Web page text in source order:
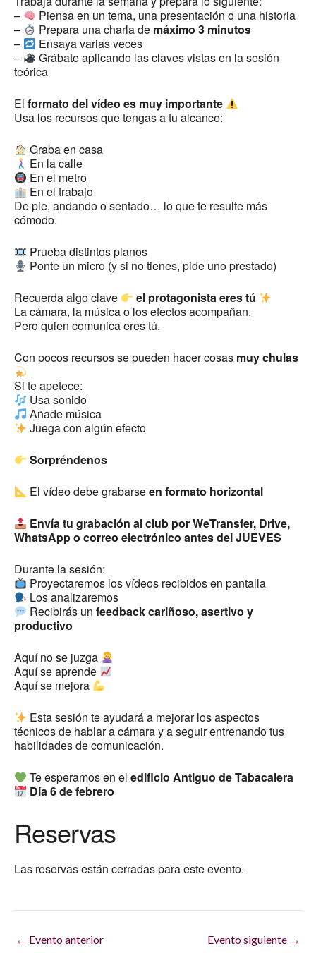
–
Piensa en un tema, una presentación o una historia
–
Prepara una charla de máximo 3 minutos
–
Ensaya varias veces
–
Grábate aplicando las claves vistas en la sesión
teórica
El formato del vídeo es muy importante
Usa los recursos que tengas a tu alcance:
Graba en casa
En la calle
En el metro
En el trabajo
De pie, andando o sentado… lo que te resulte más
cómodo.
Prueba distintos planos
Ponte un micro (y si no tienes, pide uno prestado)
Recuerda algo clave
el protagonista eres tú
La cámara, la música o los efectos acompañan.
Pero quien comunica eres tú.
Con pocos recursos se pueden hacer cosas muy chulas
Si te apetece:
Usa sonido
Añade música
Juega con algún efecto
Sorpréndenos
El vídeo debe grabarseen formato horizontal
Envía tu grabación al club por WeTransfer, Drive,
WhatsApp o correo electrónico antes del JUEVES
Durante la sesión:
Proyectaremos los vídeos recibidos en pantalla
Los analizaremos
Recibirás unfeedback cariñoso, asertivo y
productivo
Aquí no se juzga
Aquí se aprende
Aquí se mejora
Esta sesión te ayudará a mejorar los aspectos
técnicos de hablar a cámara y a seguir entrenando tus
habilidades de comunicación.
Te esperamos en eledificio Antiguo de Tabacalera
Día 6 de febrero
Reservas
Las reservas están cerradas para este evento.
← Evento anterior Evento siguiente →